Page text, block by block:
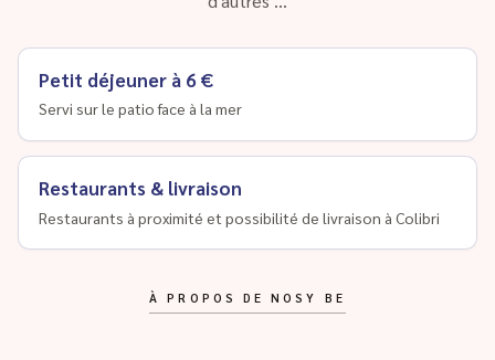
Petit déjeuner à 6 €
Servi sur le patio face à la mer
Restaurants & livraison
Restaurants à proximité et possibilité de livraison à Colibri
À PROPOS DE NOSY BE